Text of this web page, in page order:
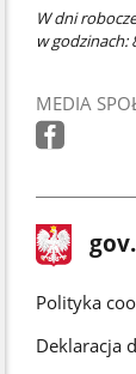
W dni robocze
w godzinach:
MEDIA
stopka
gov.pl
Polityka
Deklaracja